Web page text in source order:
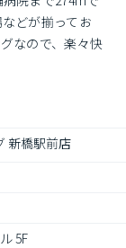
どが揃ってお
なので、楽々快
新橋駅前店
5F